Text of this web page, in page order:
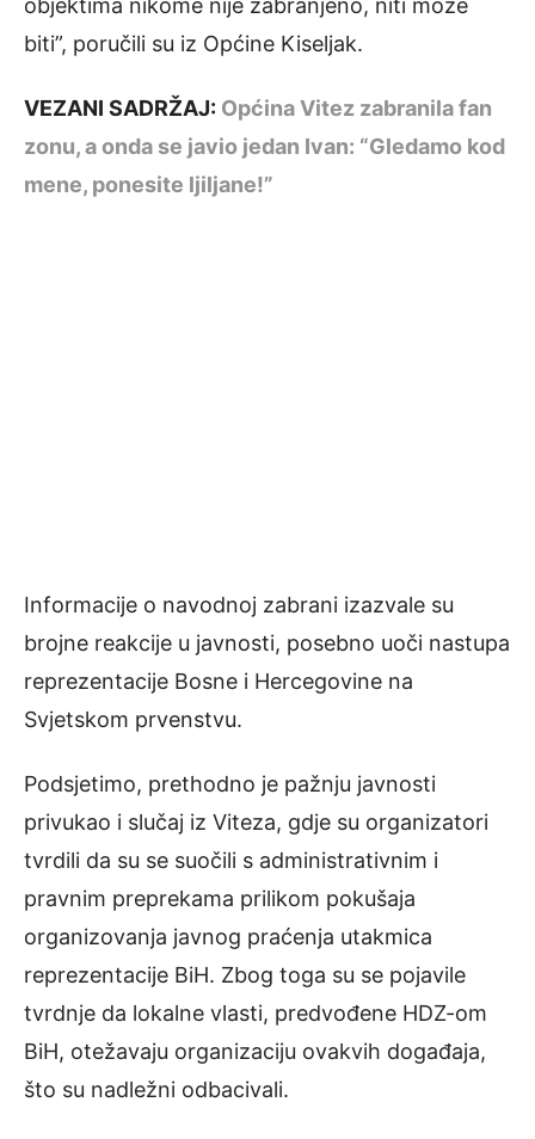
objektima nikome nije zabranjeno, niti može
biti”, poručili su iz Općine Kiseljak.
VEZANI SADRŽAJ: Općina Vitez zabranila fan
zonu, a onda se javio jedan Ivan: “Gledamo kod
mene, ponesite ljiljane!”
Informacije o navodnoj zabrani izazvale su
brojne reakcije u javnosti, posebno uoči nastupa
reprezentacije Bosne i Hercegovine na
Svjetskom prvenstvu.
Podsjetimo, prethodno je pažnju javnosti
privukao i slučaj iz Viteza, gdje su organizatori
tvrdili da su se suočili s administrativnim i
pravnim preprekama prilikom pokušaja
organizovanja javnog praćenja utakmica
reprezentacije BiH. Zbog toga su se pojavile
tvrdnje da lokalne vlasti, predvođene HDZ-om
BiH, otežavaju organizaciju ovakvih događaja,
što su nadležni odbacivali.